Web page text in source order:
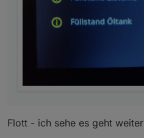
Flott - ich sehe es geht weiter